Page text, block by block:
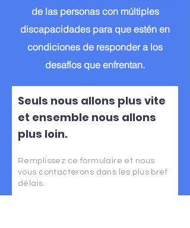
de las personas con múltiples
discapacidades para que estén en
condiciones de responder a los
desafíos que enfrentan.
Seuls nous allons plus vite
et ensemble nous allons
plus loin.
Remplissez ce formulaire et nous
vous contacterons dans les plus bref
délais.